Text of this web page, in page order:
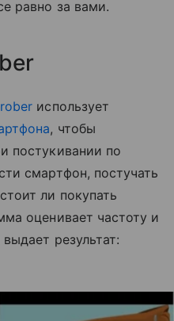
равно за вами.
использует
, чтобы
постукивании по
смартфон, постучать
ли покупать
оценивает частоту и
результат: